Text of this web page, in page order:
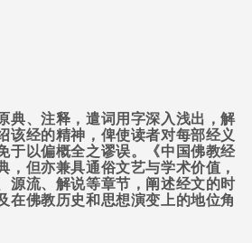
典、注释，遣词用字深入浅出，解
该经的精神，俾使读者对每部经义
于以偏概全之谬误。《中国佛教经
，但亦兼具通俗文艺与学术价值，
源流、解说等章节，阐述经文的时
在佛教历史和思想演变上的地位角